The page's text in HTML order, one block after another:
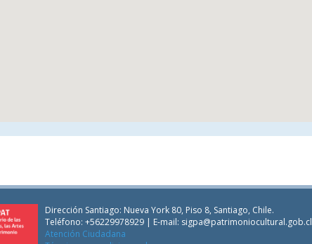
Dirección Santiago: Nueva York 80, Piso 8, Santiago, Chile.
Teléfono: +56229978929 | E-mail: sigpa@patrimoniocultural.gob.cl
Atención Ciudadana